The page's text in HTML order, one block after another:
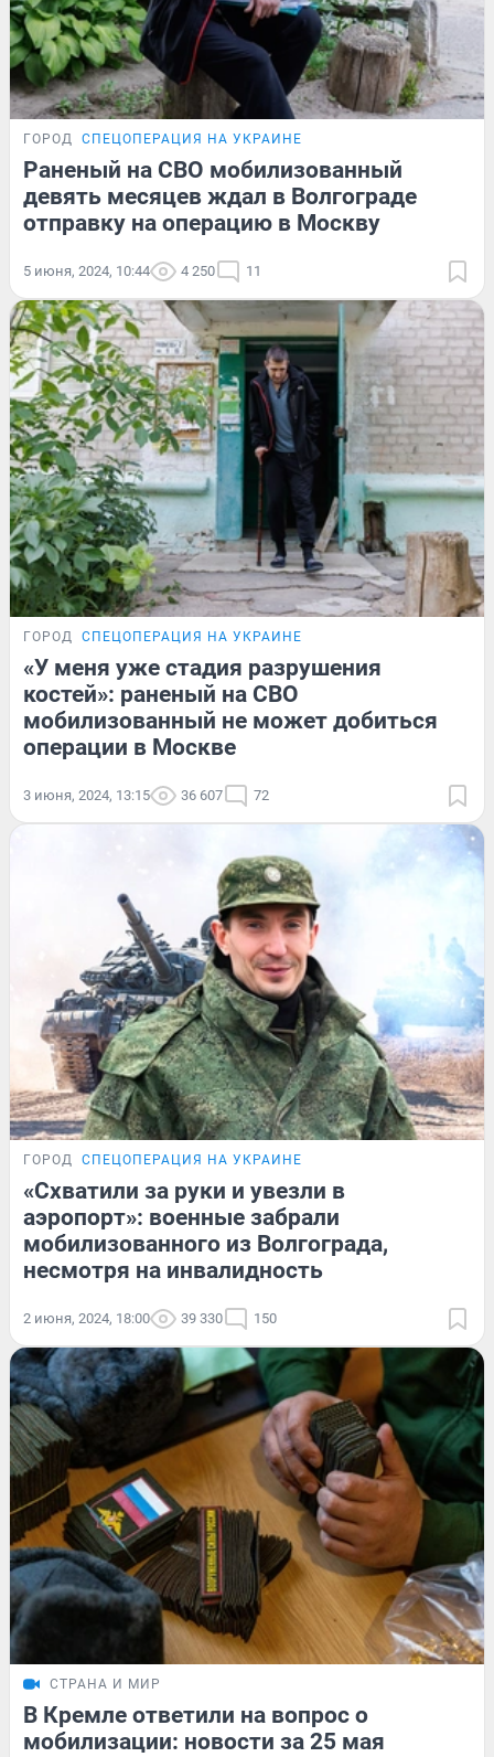
ГОРОД СПЕЦОПЕРАЦИЯ НА УКРАИНЕ
Раненый на СВО мобилизованный
девять месяцев ждал в Волгограде
отправку на операцию в Москву
5 июня, 2024, 10:44 4 250 11
ГОРОД СПЕЦОПЕРАЦИЯ НА УКРАИНЕ
«У меня уже стадия разрушения
костей»: раненый на СВО
мобилизованный не может добиться
операции в Москве
3 июня, 2024, 13:15 36 607 72
ГОРОД СПЕЦОПЕРАЦИЯ НА УКРАИНЕ
«Схватили за руки и увезли в
аэропорт»: военные забрали
мобилизованного из Волгограда,
несмотря на инвалидность
2 июня, 2024, 18:00 39 330 150
СТРАНА И МИР
В Кремле ответили на вопрос о
мобилизации: новости за 25 мая